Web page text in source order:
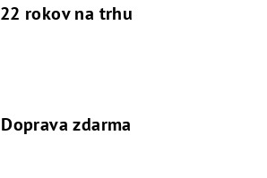
22 rokov na trhu
Doprava zdarma